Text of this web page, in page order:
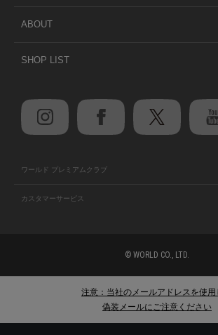
ABOUT
SHOP LIST
ワールド プレミアムクラブ
カスタマーサービス
© WORLD CO., LTD.
注意：当社のメールアドレスを使用
偽装メールにご注意ください